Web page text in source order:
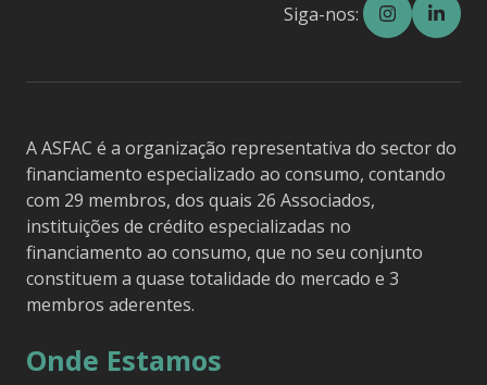
Siga-nos:
A ASFAC é a organização representativa do sector do
financiamento especializado ao consumo, contando
com 29 membros, dos quais 26 Associados,
instituições de crédito especializadas no
financiamento ao consumo, que no seu conjunto
constituem a quase totalidade do mercado e 3
membros aderentes.
Onde Estamos